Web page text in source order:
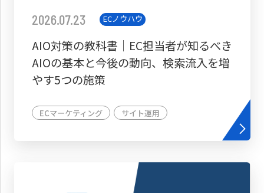
2026.07.23 ECノウハウ
AIO対策の教科書│EC担当者が知るべき
AIOの基本と今後の動向、検索流入を増
やす5つの施策
ECマーケティング サイト運用